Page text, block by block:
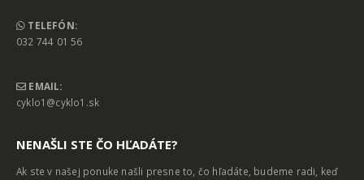
TELEFÓN:
032 744 01 56
EMAIL:
cyklo1@cyklo1.sk
NENAŠLI STE ČO HĽADÁTE?
Ak ste v našej ponuke našli presne to, čo hľadáte, budeme radi, keď